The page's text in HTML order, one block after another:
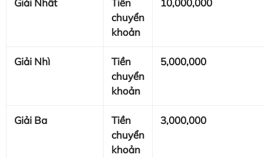
Giải Nhất
Tiền
chuyển
khoản
10,000,000
Giải Nhì
Tiền
chuyển
khoản
5,000,000
Giải Ba
Tiền
chuyển
khoản
3,000,000